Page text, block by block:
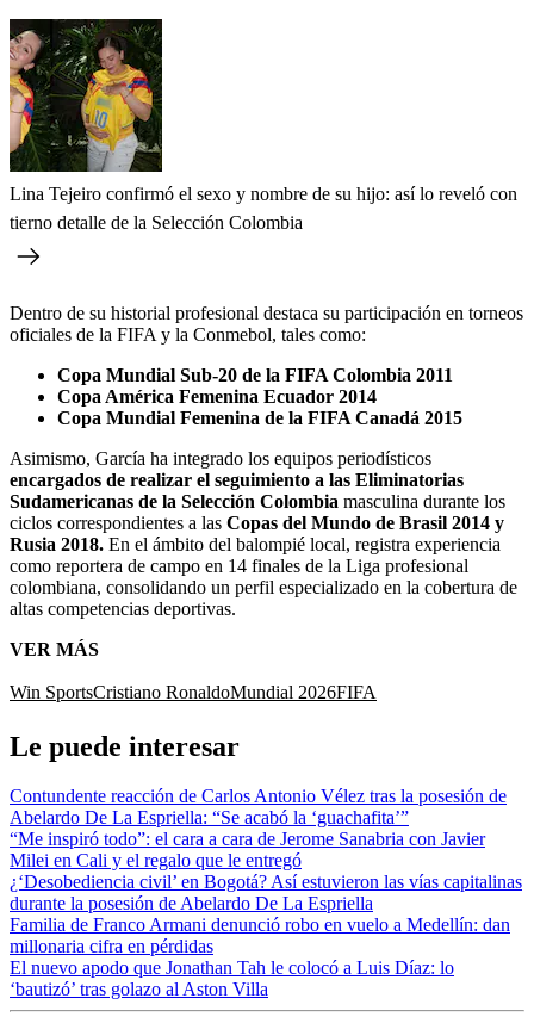
Lina Tejeiro confirmó el sexo y nombre de su hijo: así lo reveló con
tierno detalle de la Selección Colombia
Dentro de su historial profesional destaca su participación en torneos
oficiales de la FIFA y la Conmebol, tales como:
Copa Mundial Sub-20 de la FIFA Colombia 2011
Copa América Femenina Ecuador 2014
Copa Mundial Femenina de la FIFA Canadá 2015
Asimismo, García ha integrado los equipos periodísticos
encargados de realizar el seguimiento a las Eliminatorias
Sudamericanas de la Selección Colombia masculina durante los
ciclos correspondientes a las Copas del Mundo de Brasil 2014 y
Rusia 2018. En el ámbito del balompié local, registra experiencia
como reportera de campo en 14 finales de la Liga profesional
colombiana, consolidando un perfil especializado en la cobertura de
altas competencias deportivas.
VER MÁS
Win SportsCristiano RonaldoMundial 2026FIFA
Le puede interesar
Contundente reacción de Carlos Antonio Vélez tras la posesión de
Abelardo De La Espriella: “Se acabó la ‘guachafita’”
“Me inspiró todo”: el cara a cara de Jerome Sanabria con Javier
Milei en Cali y el regalo que le entregó
¿‘Desobediencia civil’ en Bogotá? Así estuvieron las vías capitalinas
durante la posesión de Abelardo De La Espriella
Familia de Franco Armani denunció robo en vuelo a Medellín: dan
millonaria cifra en pérdidas
El nuevo apodo que Jonathan Tah le colocó a Luis Díaz: lo
‘bautizó’ tras golazo al Aston Villa